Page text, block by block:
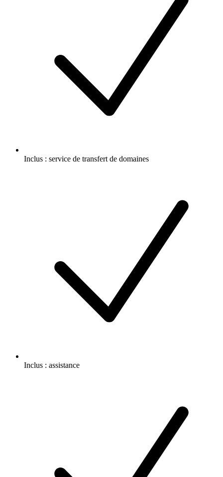
Inclus : service de transfert de domaines
Inclus : assistance